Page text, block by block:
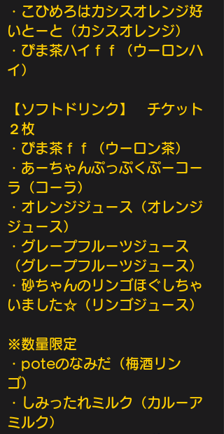
・こひめろはカシスオレンジ好
いとーと （カシスオレンジ）
・ぴま茶ハイｆｆ（ウーロンハ
イ）
【ソフトドリンク】 チケット
２枚
・ぴま茶ｆｆ（ウーロン茶）
・あーちゃんぷっぷくぷーコー
ラ（コーラ ）
・オレンジジュース（オレンジ
ジュース）
・グレープフルーツジュース
（グレープフルーツジュース）
・砂ちゃんのリンゴほぐしちゃ
いました☆（リンゴジュース）
※数量限定
・poteのなみだ （梅酒リン
ゴ）
・しみったれミルク（カルーア
ミルク）